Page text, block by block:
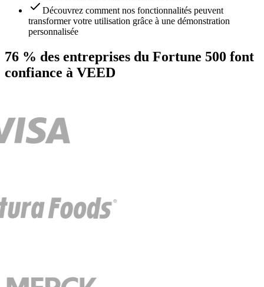
Découvrez comment nos fonctionnalités peuvent
transformer votre utilisation grâce à une démonstration
personnalisée
76 % des entreprises du Fortune 500 font
confiance à VEED